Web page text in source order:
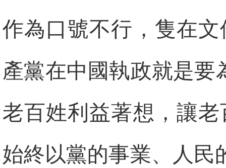
作為口號不行，隻在
產黨在中國執政就是要
老百姓利益著想，讓
始終以黨的事業、人民